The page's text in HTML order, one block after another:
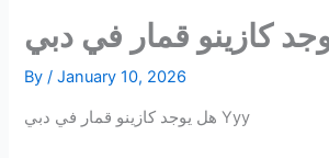
By/January 10, 2026
هل يوجد كازينو قمار في دبي Yyy